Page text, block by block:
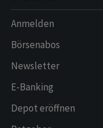
Anmelden
Börsenabos
Newsletter
E-Banking
Depot eröffnen